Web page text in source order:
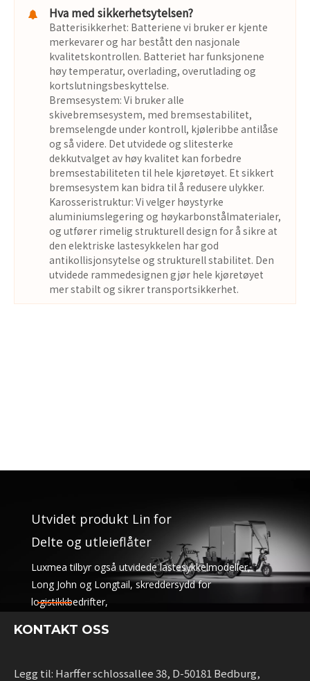
Hva med sikkerhetsytelsen?
Batterisikkerhet: Batteriene vi bruker er kjente
merkevarer og har bestått den nasjonale
kvalitetskontrollen. Batteriet har funksjonene
høy temperatur, overlading, overutlading og
kortslutningsbeskyttelse.
Bremsesystem: Vi bruker alle
skivebremsesystem, med bremsestabilitet,
bremselengde under kontroll, kjøleribbe antilåse
og så videre. Det utvidede og slitesterke
dekkutvalget av høy kvalitet kan forbedre
bremsestabiliteten til hele kjøretøyet. Et sikkert
bremsesystem kan bidra til å redusere ulykker.
Karosseristruktur: Vi velger høystyrke
aluminiumslegering og høykarbonstålmaterialer,
og utfører rimelig strukturell design for å sikre at
den elektriske lastesykkelen har god
antikollisjonsytelse og strukturell stabilitet. Den
utvidede rammedesignen gjør hele kjøretøyet
mer stabilt og sikrer transportsikkerhet.
Utvidet produkt Lin for
Delte og utleieflåter
Luxmea tilbyr også utvidede lastesykkelmodeller,
Long John og Longtail, skreddersydd for
logistikkbedrifter,
kombinerer funksjonalitet
mobilitet.
KONTAKT OSS
Legg til: Harffer schlossallee 38, D-50181 Bedburg,